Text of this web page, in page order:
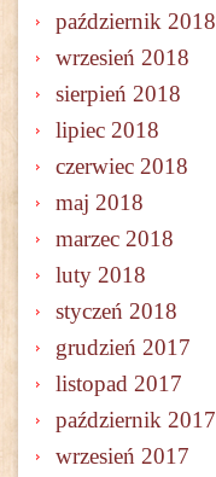
październik 2018
wrzesień 2018
sierpień 2018
lipiec 2018
czerwiec 2018
maj 2018
marzec 2018
luty 2018
styczeń 2018
grudzień 2017
listopad 2017
październik 2017
wrzesień 2017